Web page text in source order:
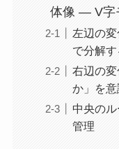
体像 — V字
左辺の
で分解す
右辺の
か」を意
中央の
管理